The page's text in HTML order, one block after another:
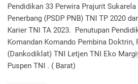
Pendidikan 33 Perwira Prajurit
Penerbang (PSDP PNB) TNI TP 2020
Karier TNI TA 2023. Penutupan
Komandan Komando Pembina Doktrin,
(Dankodiklat) TNI Letjen TNI Eko
Puspen TNI . ( Barat)